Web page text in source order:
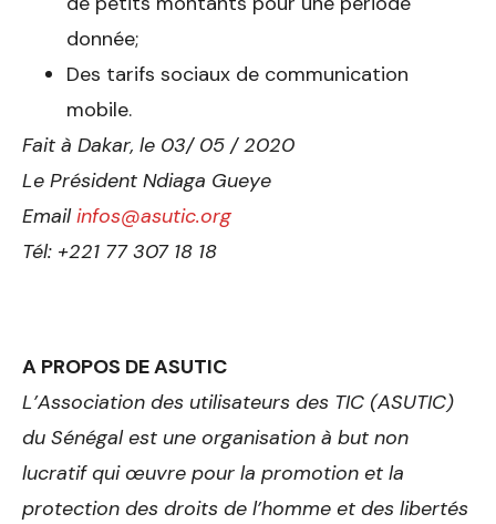
donnée;
Des tarifs sociaux de communication
mobile.
Fait à Dakar, le 03/ 05 / 2020
Le Président Ndiaga Gueye
Emailinfos@asutic.org
Tél­: +221 77 307 18 18
A PROPOS DE ASUTIC
L’Association des utilisateurs des TIC (ASUTIC)
du Sénégal est une organisation à but non
lucratif qui œuvre pour la promotion et la
protection des droits de l’homme et des libertés